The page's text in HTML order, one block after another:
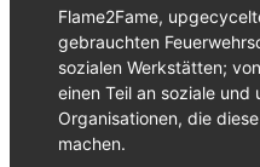
Flame2Fame,
gebrauchten
sozialen Werkstätten;
einen Teil an soziale und
Organisationen, die
machen.